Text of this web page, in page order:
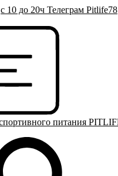
с 10 до 20ч Телеграм Pitlife78